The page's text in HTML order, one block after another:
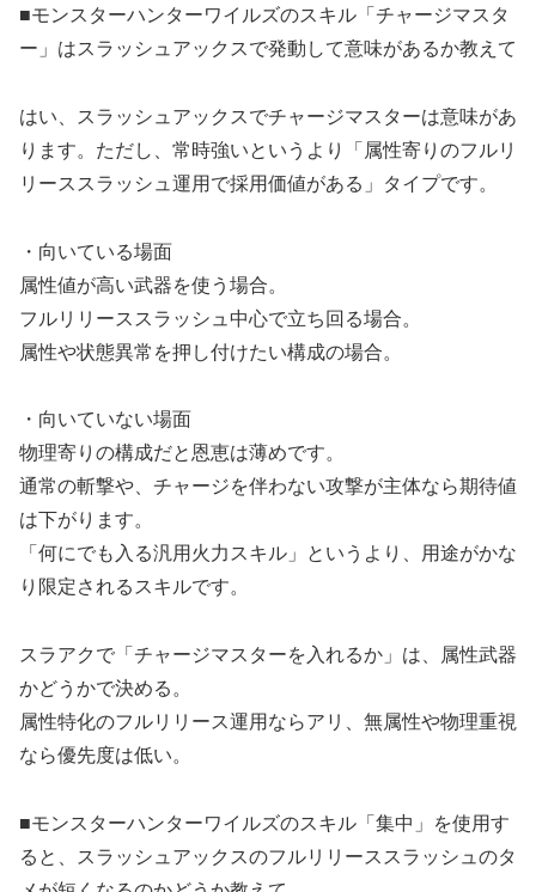
■モンスターハンターワイルズのスキル「チャージマスタ
ー」はスラッシュアックスで発動して意味があるか教えて
はい、スラッシュアックスでチャージマスターは意味があ
ります。ただし、常時強いというより「属性寄りのフルリ
リーススラッシュ運用で採用価値がある」タイプです。
・向いている場面
属性値が高い武器を使う場合。
フルリリーススラッシュ中心で立ち回る場合。
属性や状態異常を押し付けたい構成の場合。
・向いていない場面
物理寄りの構成だと恩恵は薄めです。
通常の斬撃や、チャージを伴わない攻撃が主体なら期待値
は下がります。
「何にでも入る汎用火力スキル」というより、用途がかな
り限定されるスキルです。
スラアクで「チャージマスターを入れるか」は、属性武器
かどうかで決める。
属性特化のフルリリース運用ならアリ、無属性や物理重視
なら優先度は低い。
■モンスターハンターワイルズのスキル「集中」を使用す
ると、スラッシュアックスのフルリリーススラッシュのタ